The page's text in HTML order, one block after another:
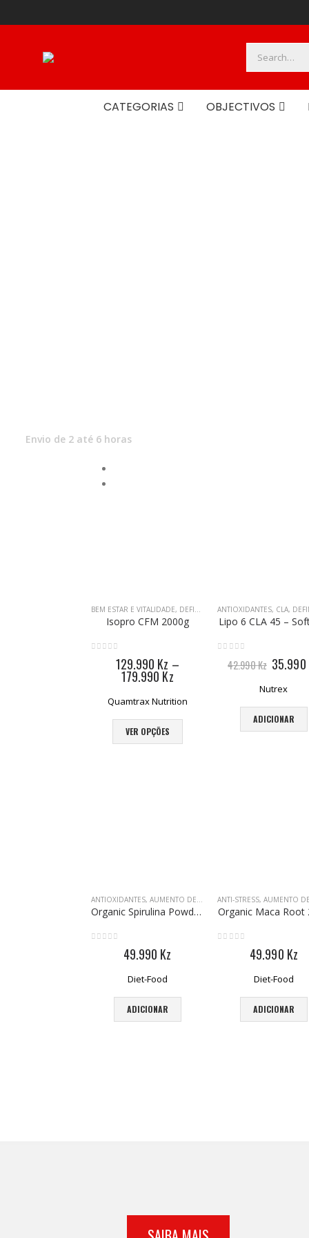
CATEGORIAS OBJECTIVOS
Envio de 2 até 6 horas
BEM ESTAR E VITALIDADE, DEFINIÇÃO MUSCULAR ,MASSA
Isopro CFM 2000g
out of 5129.990 Kz –
179.990 Kz
Quamtrax Nutrition
VER OPÇÕES
This product has multiple variants. The options may be chosen on the product page
ANTIOXIDANTES, CLA, DEFINIÇÃO
Lipo 6 CLA 45 –
42.990Kz O
preço
original
42.990
35.990
Nutrex
ADICIONAR
ANTIOXIDANTES, AUMENTO DE ENERGIA ,PROTEÍNA VEGETAL ,
Organic Spirulina Powder 200g
out of 549.990 Kz
Diet-Food
ADICIONAR
ANTI-STRESS,AUMENTO DE
Organic Maca Root
out of 549.990 Kz
Diet-Food
ADICIONAR